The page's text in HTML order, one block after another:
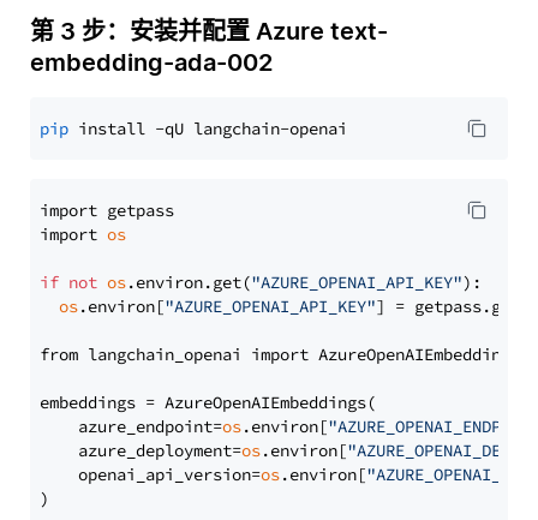
第 3 步：安装并配置 Azure text-
embedding-ada-002
pip
import getpass
import os
if not os.environ.get("AZURE_OPENAI_API_KEY"):
os.environ["AZURE_OPENAI_API_KEY"] =
from langchain_openai import AzureOpenAIEmbeddings
embeddings = AzureOpenAIEmbeddings(
    azure_endpoint=
os.environ[
    azure_deployment=
os.environ[
    openai_api_version=
os.environ[